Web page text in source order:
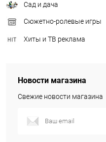
Сад и дача
Сюжетно-ролевые игры
Хиты и ТВ реклама
Новости магазина
Свежие новости магазина